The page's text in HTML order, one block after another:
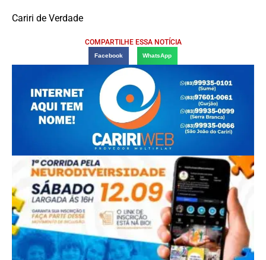
Cariri de Verdade
COMPARTILHE ESSA NOTÍCIA
Facebook WhatsApp